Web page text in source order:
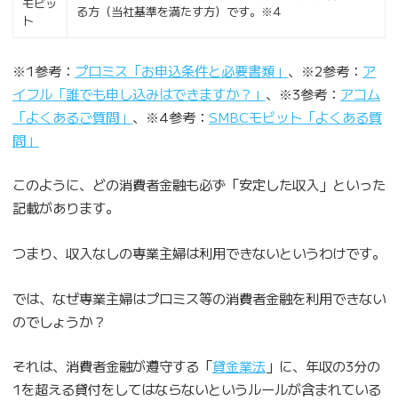
ト
る方（当社基準を満たす方）です。※4
※1参考： プロミス「お申込条件と必要書類」 、※2参考： ア
イフル「誰でも申し込みはできますか？」 、※3参考： アコム
「よくあるご質問」 、※4参考： SMBCモビット「よくある質
問」
このように、どの消費者金融も必ず「安定した収入」といった
記載があります。
つまり、収入なしの専業主婦は利用できないというわけです。
では、なぜ専業主婦はプロミス等の消費者金融を利用できない
のでしょうか？
それは、消費者金融が遵守する「貸金業法」に、年収の3分の
1を超える貸付をしてはならないというルールが含まれている